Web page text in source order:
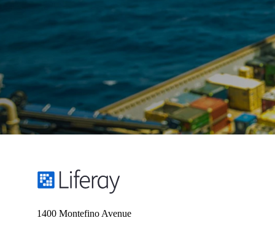
whitepaper
Plataformas de experiência digital: a base para
a criação de soluções digitais para o cidadão
Entenda como o valor real da transformação
digital vem da coleta de experiências dos
cidadãos no cenário digital e da entrega de
uma experiência personalizada.
Descubra como
1400 Montefino Avenue